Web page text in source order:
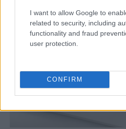
I want to allow Google to
related to security, including
functionality and fraud
user protection.
CONFIRM
CIENCIA Y TECNOLOGÍA